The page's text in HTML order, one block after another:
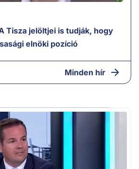
Tisza jelöltjei is tudják, hogy
elnöki pozíció
Minden hír